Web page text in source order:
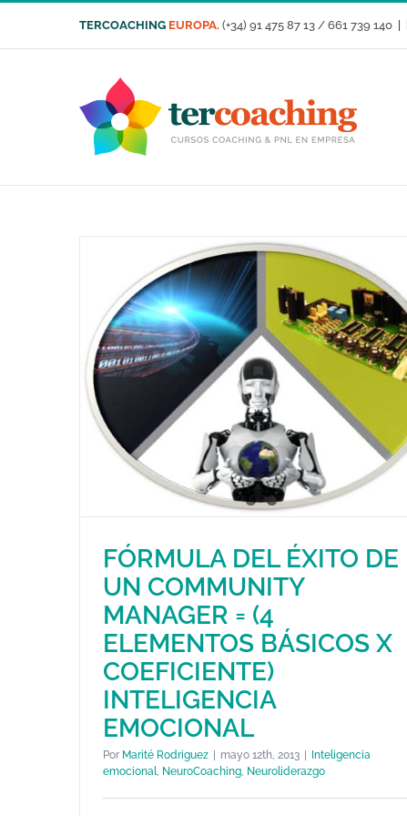
contenido
TERCOACHING EUROPA. (+34) 91 475 87 13 / 661 739 140
FÓRMULA DEL ÉXITO DE UN
COMMUNITY MANAGER = (4
ELEMENTOS BÁSICOS X
COEFICIENTE) INTELIGENCIA
EMOCIONAL
Inteligencia emocional NeuroCoaching
FÓRMULA DEL ÉXITO DE
UN COMMUNITY
MANAGER = (4
ELEMENTOS BÁSICOS X
COEFICIENTE)
INTELIGENCIA
EMOCIONAL
Por Marité Rodriguez | mayo 12th, 2013 | Inteligencia
emocional
NeuroCoaching Neuroliderazgo